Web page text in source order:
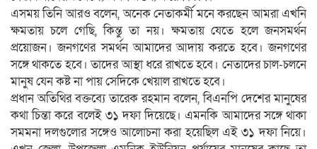
এসময় তিনি আরও বলেন, অনেক নেতাকর্মী মনে করছেন আমরা এখনি
ক্ষমতায় চলে গেছি, কিন্তু তা নয়। ক্ষমতায় যেতে হলে জনসমর্থন
প্রয়োজন। জনগণের সমর্থন আমাদের আদায় করতে হবে। জনগণের
সঙ্গে থাকতে হবে। তাদের আস্থা ধরে রাখতে হবে। নেতাদের চাল-চলনে
মানুষ যেন কষ্ট না পায় সেদিকে খেয়াল রাখতে হবে।
প্রধান অতিথির বক্তব্যে তারেক রহমান বলেন, বিএনপি দেশের মানুষের
কথা চিন্তা করে বলেই ৩১ দফা দিয়েছে। এমনকি আমাদের সঙ্গে থাকা
সমমনা দলগুলোর সঙ্গেও আলোচনা করা হয়েছিল এই ৩১ দফা নিয়ে।